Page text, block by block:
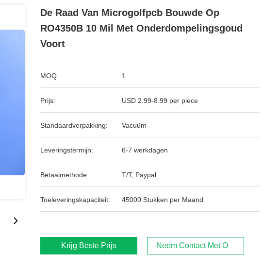
De Raad Van Microgolfpcb Bouwde Op
RO4350B 10 Mil Met Onderdompelingsgoud
Voort
MOQ: 1
Prijs: USD 2.99-8.99 per piece
Standaardverpakking: Vacuüm
Leveringstermijn: 6-7 werkdagen
Betaalmethode: T/T, Paypal
Toeleveringskapaciteit: 45000 Stukken per Maand
Krijg Beste Prijs Neem Contact Met Ons Op